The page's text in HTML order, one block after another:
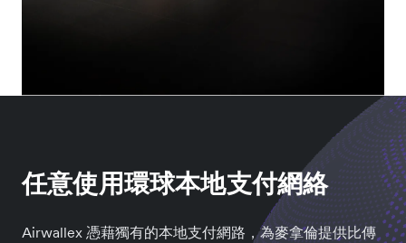
任意使用環球本地支付網絡
Airwallex 憑藉獨有的本地支付網路，為麥拿倫提供比傳